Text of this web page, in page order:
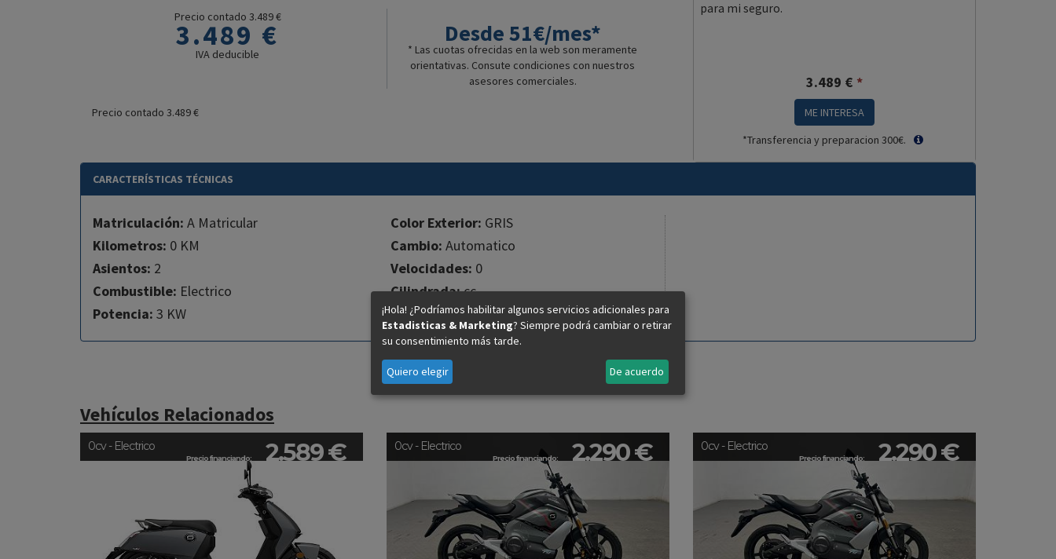
Precio contado 3.489 €
3.489 €
IVA deducible
Desde 51€/mes*
* Las cuotas ofrecidas en la web son meramente
orientativas. Consute condiciones con nuestros
asesores comerciales.
Precio contado 3.489 €
para mi seguro.
3.489 € *
ME INTERESA
*Transferencia y preparacion 300€.
CARACTERÍSTICAS TÉCNICAS
Matriculación: A Matricular
Kilometros: 0 KM
Asientos: 2
Combustible: Electrico
Potencia: 3 KW
Color Exterior: GRIS
Cambio: Automatico
Velocidades: 0
Cilindrada:cc.
Vehículos Relacionados
Precio financiando: 2.589 €
0cv - Electrico
Precio financiando: 2.290 €
0cv - Electrico
Precio financiando: 2.290 €
0cv - Electrico
¡Hola! ¿Podríamos habilitar algunos servicios adicionales para
Estadisticas & Marketing? Siempre podrá cambiar o retirar
su consentimiento más tarde.
Quiero elegir De acuerdo